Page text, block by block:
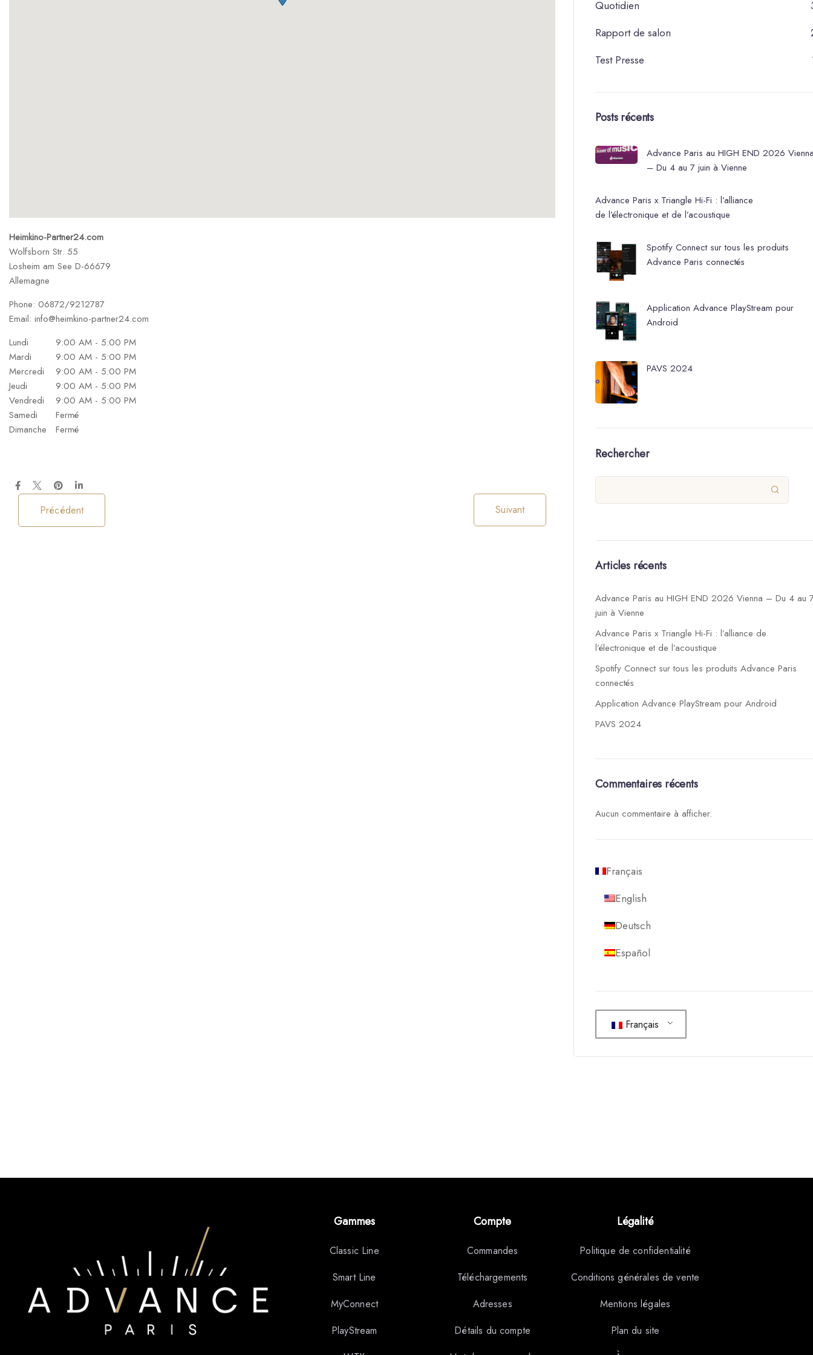
Heimkino-Partner24.com
Wolfsborn Str. 55
Losheim am See D-66679
Allemagne
Phone: 06872/9212787
Email: info@heimkino-partner24.com
Lundi
9:00 AM - 5:00 PM
Mardi
9:00 AM - 5:00 PM
Mercredi
9:00 AM - 5:00 PM
Jeudi
9:00 AM - 5:00 PM
Vendredi
9:00 AM - 5:00 PM
Samedi
Fermé
Dimanche
Fermé
Précédent Suivant
Quotidien
Rapport de salon
Test Presse
Posts récents
Advance Paris au HIGH END 2026
– Du 4 au 7 juin à Vienne
Advance Paris x Triangle Hi-Fi : l’alliance
de l’électronique et de l’acoustique
Spotify Connect sur tous les produits
Advance Paris connectés
Application Advance PlayStream pour
Android
PAVS 2024
Rechercher

Articles récents
Advance Paris au HIGH END 2026 Vienna – Du 4 au
juin à Vienne
Advance Paris x Triangle Hi-Fi : l’alliance de
l’électronique et de l’acoustique
Spotify Connect sur tous les produits Advance Paris
connectés
Application Advance PlayStream pour Android
PAVS 2024
Commentaires récents
Aucun commentaire à afficher.
Français
English
Deutsch
Español
Français
Gammes
Classic Line
Smart Line
MyConnect
PlayStream
Compte
Commandes
Téléchargements
Adresses
Détails du compte
Légalité
Politique de confidentialité
Conditions générales de vente
Mentions légales
Plan du site